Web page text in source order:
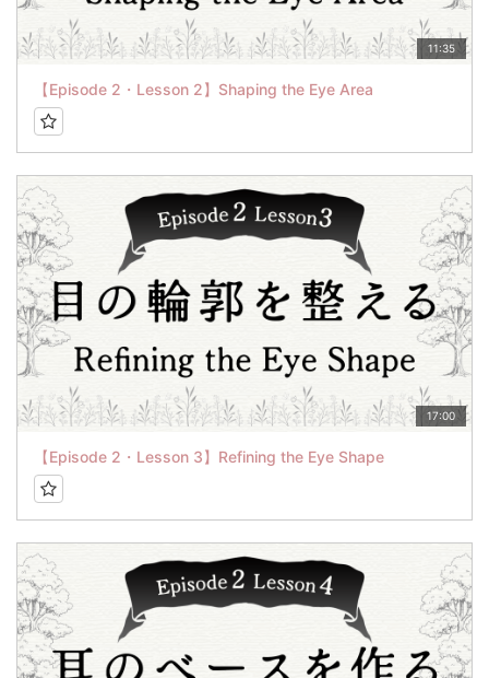
11:35
【Episode 2・Lesson 2】Shaping the Eye Area
17:00
【Episode 2・Lesson 3】Refining the Eye Shape